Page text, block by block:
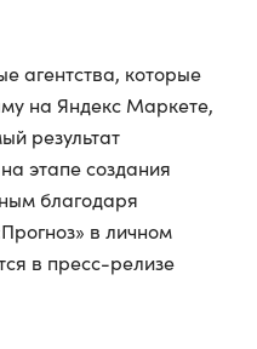
агентства, которые
на Яндекс Маркете,
результат
этапе создания
благодаря
в личном
в пресс-релизе